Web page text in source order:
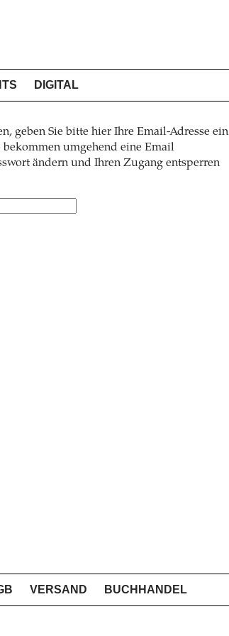
DIGITAL
geben Sie bitte hier Ihre Email-Adresse ein
bekommen umgehend eine Email
ändern und Ihren Zugang entsperren
VERSAND BUCHHANDEL